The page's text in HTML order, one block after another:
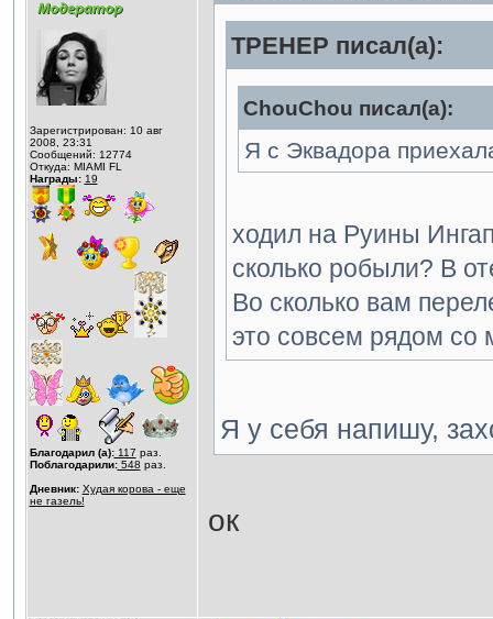
Зарегистрирован: 10 авг
2008, 23:31
Сообщений: 12774
Откуда: MIAMI FL
Награды: 19
Благодарил (а):117 раз.
Поблагодарили:548 раз.
Дневник: Худая корова - еще
не газель!
ТРЕНЕР писал(а):
ChouChou писал(а):
Я с Эквадора
ходил на Руины
сколько робыли? В
Во сколько вам
это совсем рядом со
Я у себя напишу,
ок